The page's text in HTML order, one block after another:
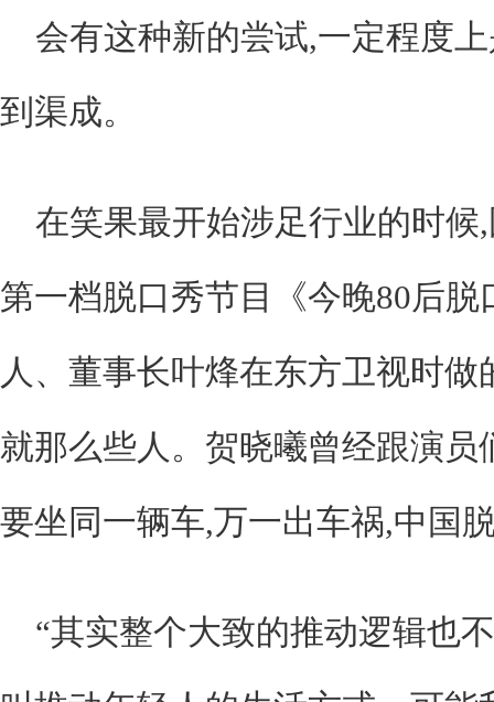
会有这种新的尝试,一定程度
到渠成。
在笑果最开始涉足行业的时
第一档脱口秀节目《今晚80后
人、董事长叶烽在东方卫视时
就那么些人。贺晓曦曾经跟演员
要坐同一辆车,万一出车祸,中国
“其实整个大致的推动逻辑也